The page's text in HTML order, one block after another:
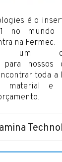
é o
no mundo
na Fermec.
um
para nossos
toda a
material e